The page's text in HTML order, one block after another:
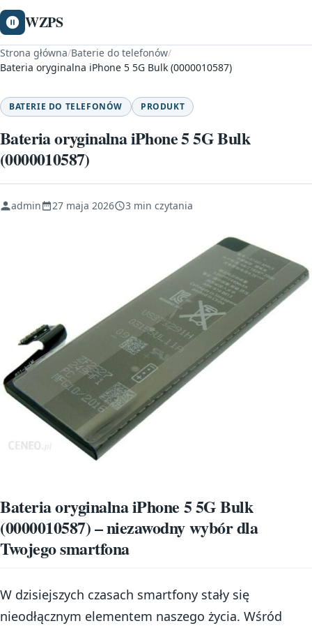
WZPS
Strona główna/Baterie do telefonów/
Bateria oryginalna iPhone 5 5G Bulk (0000010587)
BATERIE DO TELEFONÓW PRODUKT
Bateria oryginalna iPhone 5 5G Bulk
(0000010587)
admin 27 maja 2026 3 min czytania
Bateria oryginalna iPhone 5 5G Bulk
(0000010587) – niezawodny wybór dla
Twojego smartfona
W dzisiejszych czasach smartfony stały się
nieodłącznym elementem naszego życia. Wśród